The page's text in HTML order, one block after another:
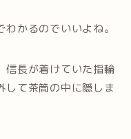
かるのでいいよね。
信長が着けていた指輪
して茶筒の中に隠しま